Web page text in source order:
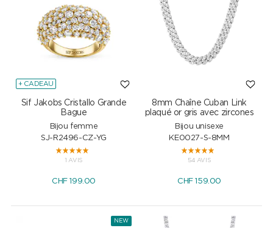
+ CADEAU
Sif Jakobs Cristallo Grande
Bague
Bijou femme
SJ-R2496-CZ-YG
1 AVIS
CHF199.00
8mm Chaîne Cuban Link
plaqué or gris avec zircones
Bijou unisexe
KE0027-S-8MM
54 AVIS
CHF159.00
NEW